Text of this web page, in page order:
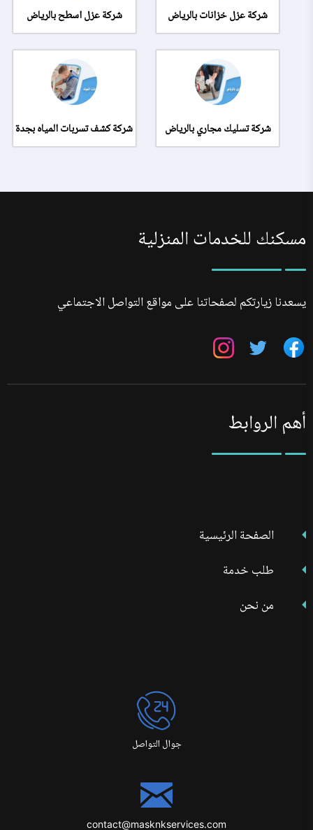
شركة عزل خزانات بالرياض شركة عزل اسطح بالرياض
شركة تسليك مجاري بالرياض شركة كشف تسربات المياه بجدة
مسكنك للخدمات المنزلية
يسعدنا زيارتكم لصفحاتنا على مواقع التواصل الاجتماعي
تابعنا
فيسبوك
تابعنا
تويتر انستجرام
أهم الروابط
الصفحة الرئيسية
طلب خدمة
من نحن
جوال التواصل
contact@masknkservices.com